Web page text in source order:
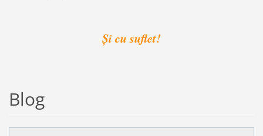
Și cu suflet!
Blog